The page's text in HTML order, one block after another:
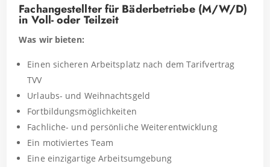
Fachangestellter für Bäderbetriebe (M/W/D)
in Voll- oder Teilzeit
Was wir bieten:
Einen sicheren Arbeitsplatz nach dem Tarifvertrag
TVV
Urlaubs- und Weihnachtsgeld
Fortbildungsmöglichkeiten
Fachliche- und persönliche Weiterentwicklung
Ein motiviertes Team
Eine einzigartige Arbeitsumgebung